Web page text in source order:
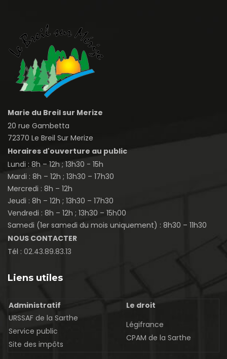
Marie du Breil sur Merize
20 rue Gambetta
72370 Le Breil Sur Merize
Horaires d'ouverture au public
Lundi : 8h – 12h ; 13h30 - 15h
Mardi : 8h – 12h ; 13h30 – 17h30
Mercredi : 8h – 12h
Jeudi : 8h – 12h ; 13h30 – 17h30
Vendredi : 8h – 12h ; 13h30 – 15h00
Samedi (1er samedi du mois uniquement) : 8h30 – 11h30
NOUS CONTACTER
Tél : 02.43.89.83.13
Liens utiles
Administratif
Le droit
URSSAF de la Sarthe
Service public
Site des impôts
Légifrance
CPAM de la Sarthe